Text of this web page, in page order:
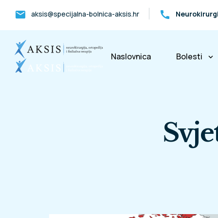
mail aksis@specijalna-bolnica-aksis.hr call
Naslovnica Bolesti keyboard_arrow_down